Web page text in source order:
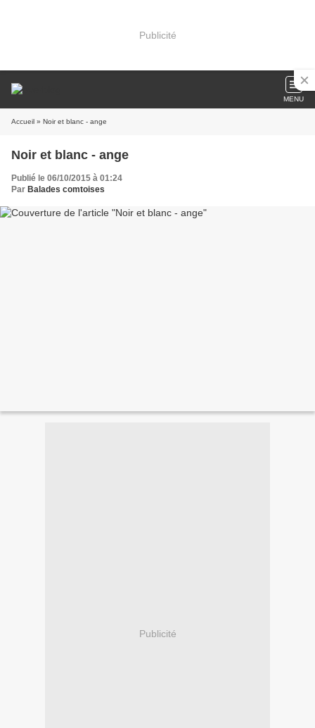
Publicité
MENU
Accueil » Noir et blanc - ange
Noir et blanc - ange
Publié le 06/10/2015 à 01:24
Par Balades comtoises
Publicité